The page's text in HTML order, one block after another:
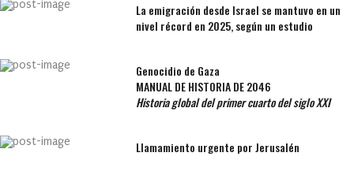
La emigración desde Israel se mantuvo en un
nivel récord en 2025, según un estudio
Genocidio de Gaza
MANUAL DE HISTORIA DE 2046
Historia global del primer cuarto del siglo XXI
Llamamiento urgente por Jerusalén